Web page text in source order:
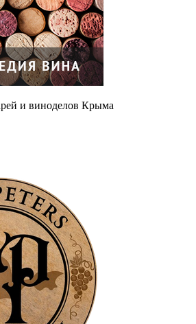
и виноделов Крыма